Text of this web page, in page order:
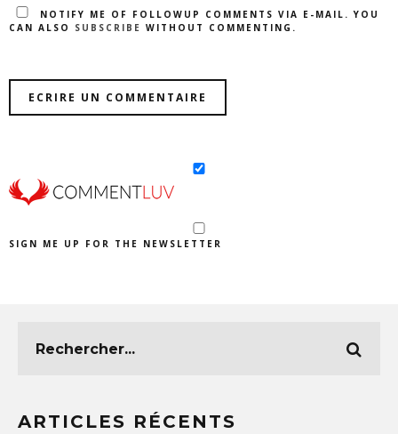
NOTIFY ME OF FOLLOWUP COMMENTS VIA E-MAIL. YOU
CAN ALSO SUBSCRIBE WITHOUT COMMENTING.
SIGN ME UP FOR THE NEWSLETTER
ARTICLES RÉCENTS